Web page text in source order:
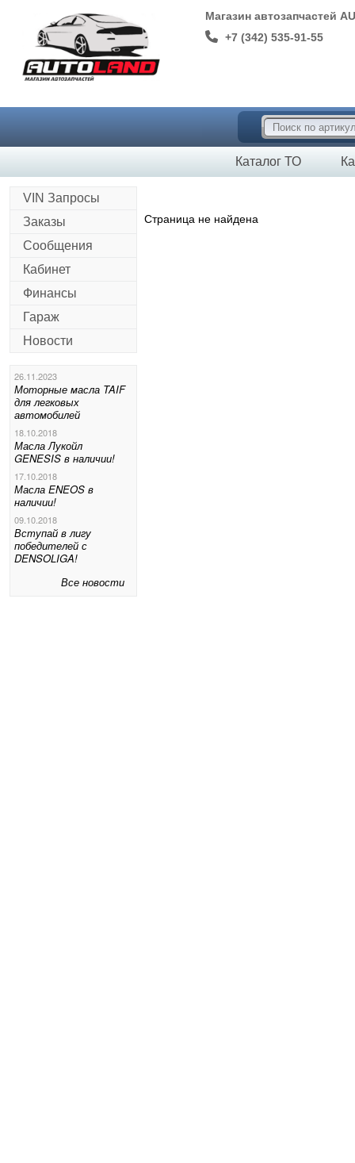
Магазин автозапчастей
+7 (342) 535-91-55
Каталог ТО
VIN Запросы
Заказы
Сообщения
Кабинет
Финансы
Гараж
Новости
26.11.2023
Моторные масла TAIF
для легковых
автомобилей
18.10.2018
Масла Лукойл
GENESIS в наличии!
17.10.2018
Масла ENEOS в
наличии!
09.10.2018
Вступай в лигу
победителей с
DENSOLIGA!
Все новости
Страница не найдена